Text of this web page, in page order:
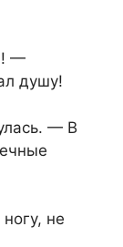
—
душу!
— В
не